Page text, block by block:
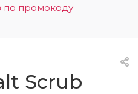
по промокоду
0
Scrub